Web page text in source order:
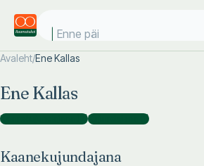
Enne päik
Avaleht/Ene Kallas
Ene Kallas
Kaanekujundajana )Kujundajana )
Kaanekujundajana